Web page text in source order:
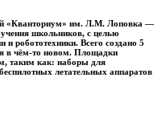
«Кванториум» им. Л.М. Лоповка —
школьников, с целью
и робототехники. Всего создано 5
в чём-то новом. Площадки
таким как: наборы для
летательных аппаратов